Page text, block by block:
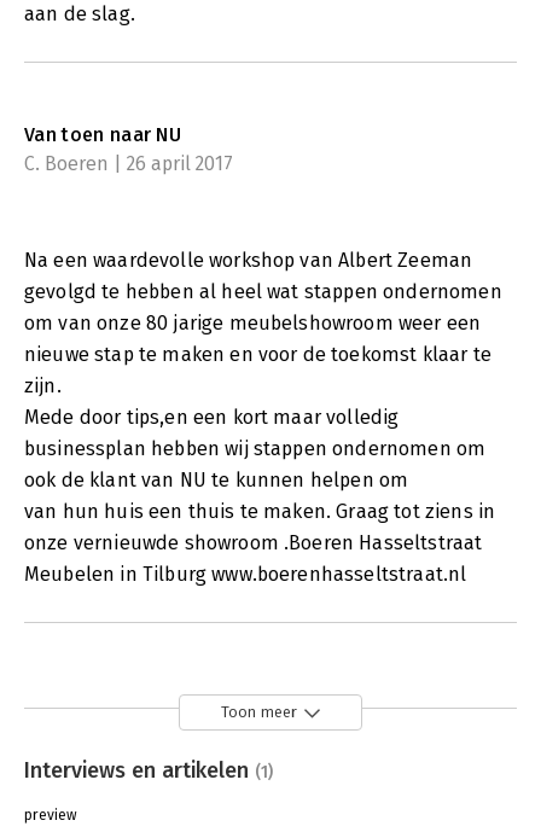
aan de slag.
Van toen naar NU
C. Boeren | 26 april 2017
Na een waardevolle workshop van Albert Zeeman
gevolgd te hebben al heel wat stappen ondernomen
om van onze 80 jarige meubelshowroom weer een
nieuwe stap te maken en voor de toekomst klaar te
zijn.
Mede door tips,en een kort maar volledig
businessplan hebben wij stappen ondernomen om
ook de klant van NU te kunnen helpen om
van hun huis een thuis te maken. Graag tot ziens in
onze vernieuwde showroom .Boeren Hasseltstraat
Meubelen in Tilburg www.boerenhasseltstraat.nl
Toon meer
Interviews en artikelen (1)
preview